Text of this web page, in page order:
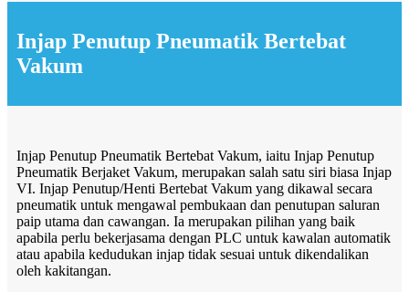
Injap Penutup Pneumatik Bertebat
Vakum
Injap Penutup Pneumatik Bertebat Vakum, iaitu Injap Penutup
Pneumatik Berjaket Vakum, merupakan salah satu siri biasa Injap
VI. Injap Penutup/Henti Bertebat Vakum yang dikawal secara
pneumatik untuk mengawal pembukaan dan penutupan saluran
paip utama dan cawangan. Ia merupakan pilihan yang baik
apabila perlu bekerjasama dengan PLC untuk kawalan automatik
atau apabila kedudukan injap tidak sesuai untuk dikendalikan
oleh kakitangan.